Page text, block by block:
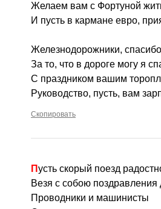
Желаем вам с Фортуной
И пусть в кармане евро,
Железнодорожники,
За то, что в дороге могу я
С праздником вашим
Руководство, пусть, вам
Скопировать
Пусть скорый поезд
Везя с собою поздравления
Проводники и машинисты